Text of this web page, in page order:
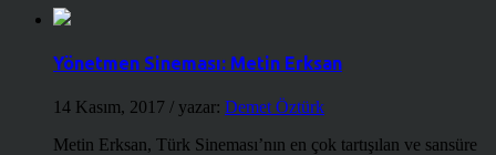
Yönetmen Sineması: Metin Erksan
14 Kasım, 2017 / yazar: Demet Öztürk
Metin Erksan, Türk Sineması’nın en çok tartışılan ve sansüre